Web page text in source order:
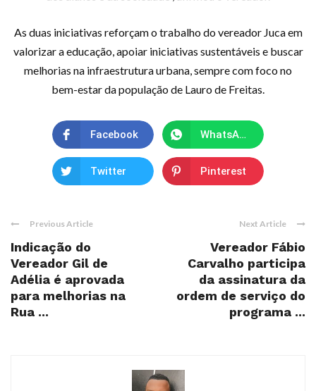
As duas iniciativas reforçam o trabalho do vereador Juca em
valorizar a educação, apoiar iniciativas sustentáveis e buscar
melhorias na infraestrutura urbana, sempre com foco no
bem-estar da população de Lauro de Freitas.
Facebook WhatsApp
Twitter Pinterest
Previous Article
Indicação do
Vereador Gil de
Adélia é aprovada
para melhorias na
Rua ...
Next Article
Vereador Fábio
Carvalho participa
da assinatura da
ordem de serviço do
programa ...